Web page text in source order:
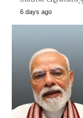
6 days ago